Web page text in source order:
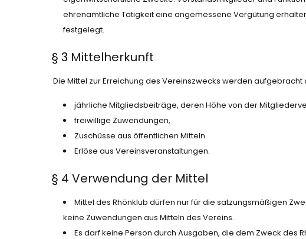
ehrenamtliche Tätigkeit eine angemessene Vergütung
festgelegt.
§ 3 Mittelherkunft
Die Mittel zur Erreichung des Vereinszwecks werden aufgebracht
jährliche Mitgliedsbeiträge, deren Höhe von der
freiwillige Zuwendungen,
Zuschüsse aus öffentlichen Mitteln
Erlöse aus Vereinsveranstaltungen.
§ 4 Verwendung der Mittel
Mittel des Rhönklub dürfen nur für die satzungsmäßigen
keine Zuwendungen aus Mitteln des Vereins.
Es darf keine Person durch Ausgaben, die dem Zweck des